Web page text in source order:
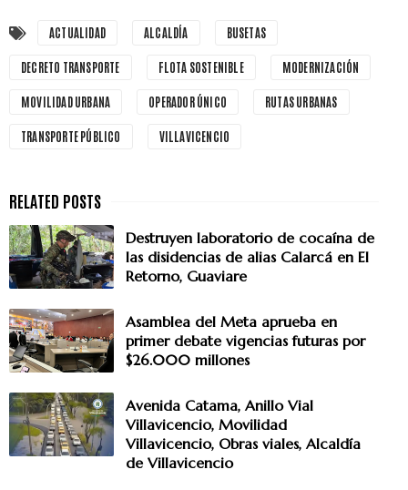
ACTUALIDAD ALCALDÍA BUSETAS
DECRETO TRANSPORTE FLOTA SOSTENIBLE MODERNIZACIÓN
MOVILIDAD URBANA OPERADOR ÚNICO RUTAS URBANAS
TRANSPORTE PÚBLICO VILLAVICENCIO
Destruyen laboratorio de cocaína de
las disidencias de alias Calarcá en El
Retorno, Guaviare
Asamblea del Meta aprueba en
primer debate vigencias futuras por
$26.000 millones
Avenida Catama, Anillo Vial
Villavicencio, Movilidad
Villavicencio, Obras viales, Alcaldía
de Villavicencio